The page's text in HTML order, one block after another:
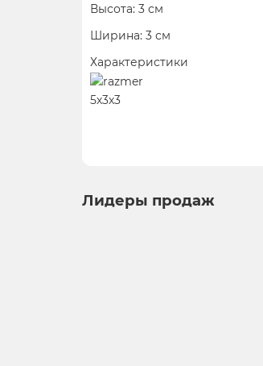
Высота: 3 см
Ширина: 3 см
Характеристики
5х3х3
Лидеры продаж